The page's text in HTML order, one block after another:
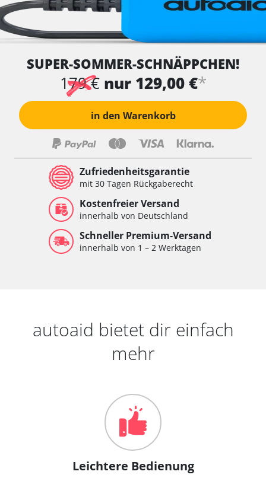
SUPER-SOMMER-SCHNÄPPCHEN!
179 € nur 129,00 €*
in den Warenkorb
Zufriedenheitsgarantie
mit 30 Tagen Rückgaberecht
Kostenfreier Versand
innerhalb von Deutschland
Schneller Premium-Versand
innerhalb von 1 – 2 Werktagen
autoaid bietet dir einfach
mehr
Leichtere Bedienung